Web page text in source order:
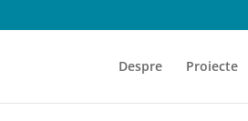
Despre Proiecte